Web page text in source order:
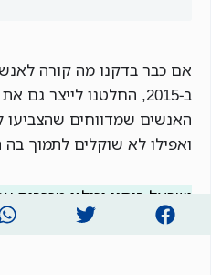
אם כבר בדקנו מה קורה
ב-2015, החלטנו לייצר
ואפילו לא שוקלים לתמוך
ישראל ביתנו וכולנו
שלהן שאפילו לא שוקלים